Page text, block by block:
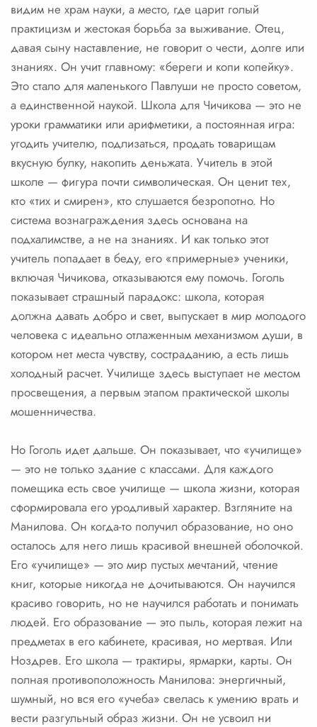
видим не храм науки, а место, где царит голый
практицизм и жестокая борьба за выживание. Отец,
давая сыну наставление, не говорит о чести, долге или
знаниях. Он учит главному: «береги и копи копейку».
Это стало для маленького Павлуши не просто советом,
а единственной наукой. Школа для Чичикова — это не
уроки грамматики или арифметики, а постоянная игра:
угодить учителю, подлизаться, продать товарищам
вкусную булку, накопить деньжата. Учитель в этой
школе — фигура почти символическая. Он ценит тех,
кто «тих и смирен», кто слушается безропотно. Но
система вознаграждения здесь основана на
подхалимстве, а не на знаниях. И как только этот
учитель попадает в беду, его «примерные» ученики,
включая Чичикова, отказываются ему помочь. Гоголь
показывает страшный парадокс: школа, которая
должна давать добро и свет, выпускает в мир молодого
человека с идеально отлаженным механизмом души, в
котором нет места чувству, состраданию, а есть лишь
холодный расчет. Училище здесь выступает не местом
просвещения, а первым этапом практической школы
мошенничества.
Но Гоголь идет дальше. Он показывает, что «училище»
— это не только здание с классами. Для каждого
помещика есть свое училище — школа жизни, которая
сформировала его уродливый характер. Взгляните на
Манилова. Он когда-то получил образование, но оно
осталось для него лишь красивой внешней оболочкой.
Его «училище» — это мир пустых мечтаний, чтение
книг, которые никогда не дочитываются. Он научился
красиво говорить, но не научился работать и понимать
людей. Его образование — это пыль, которая лежит на
предметах в его кабинете, красивая, но мертвая. Или
Ноздрев. Его школа — трактиры, ярмарки, карты. Он
полная противоположность Манилова: энергичный,
шумный, но вся его «учеба» свелась к умению врать и
вести разгульный образ жизни. Он не усвоил ни